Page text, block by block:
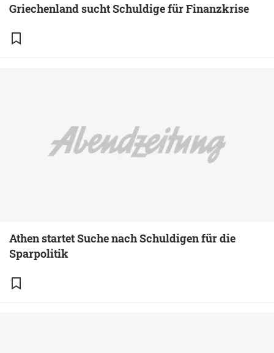
Griechenland sucht Schuldige für Finanzkrise
Athen startet Suche nach Schuldigen für die
Sparpolitik